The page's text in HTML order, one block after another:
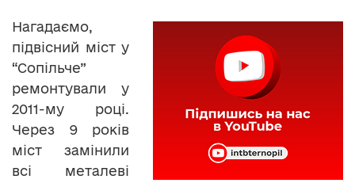
Нагадаємо,
підвісний міст у
“Сопільче”
ремонтували у
2011-му році.
Через 9 років
міст замінили
всі металеві